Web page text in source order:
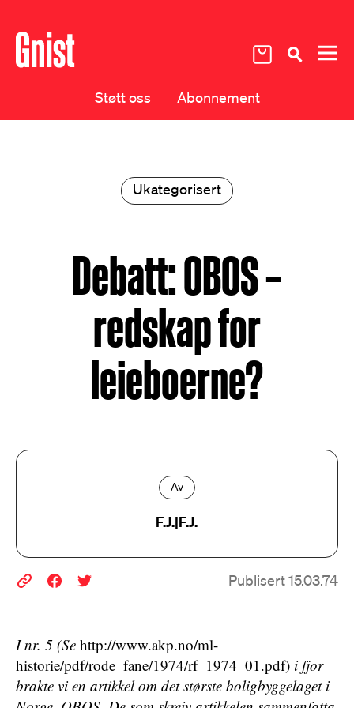
Støtt oss Abonnement
Ukategorisert
Debatt: OBOS –
redskap for
leieboerne?
Av
F.J.|F.J.
Publisert 15.03.74
I nr. 5 (Se http://www.akp.no/ml-
historie/pdf/rode_fane/1974/rf_1974_01.pdf) i fjor
brakte vi en artikkel om det største boligbyggelaget i